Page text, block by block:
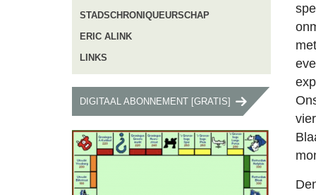
STADSCHRONIQUEURSCHAP
ERIC ALINK
LINKS
DIGITAAL ABONNEMENT [GRATIS]